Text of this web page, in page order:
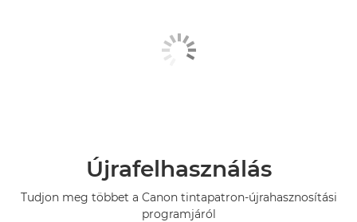
Újrafelhasználás
Tudjon meg többet a Canon tintapatron-újrahasznosítási
programjáról